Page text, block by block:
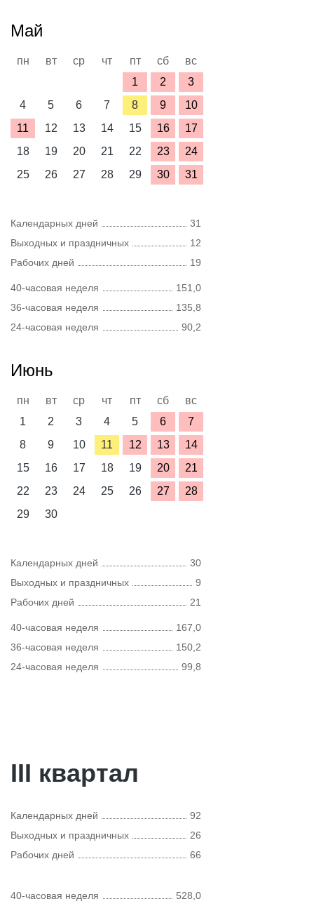
Май
пн вт ср чт пт сб
вс
1
2
3
4
5 6 7 8 9
10
11
12 13 14 15 16
17
18
19 20 21 22 23
24
25
26 27 28 29 30 31
Календарных дней
31
Выходных и праздничных
12
Рабочих дней
19
40-часовая неделя
151,0
36-часовая неделя
135,8
24-часовая неделя
90,2
Июнь
пн вт ср чт пт сб
вс
1
2 3 4 5 6
7
8
9 10 11 12 13
14
15
16 17 18 19 20
21
22
23 24 25 26 27
28
29
30
Календарных дней
30
Выходных и праздничных
9
Рабочих дней
21
40-часовая неделя
167,0
36-часовая неделя
150,2
24-часовая неделя
99,8
III квартал
Календарных дней
92
Выходных и праздничных
26
Рабочих дней
66
40-часовая неделя 528,0